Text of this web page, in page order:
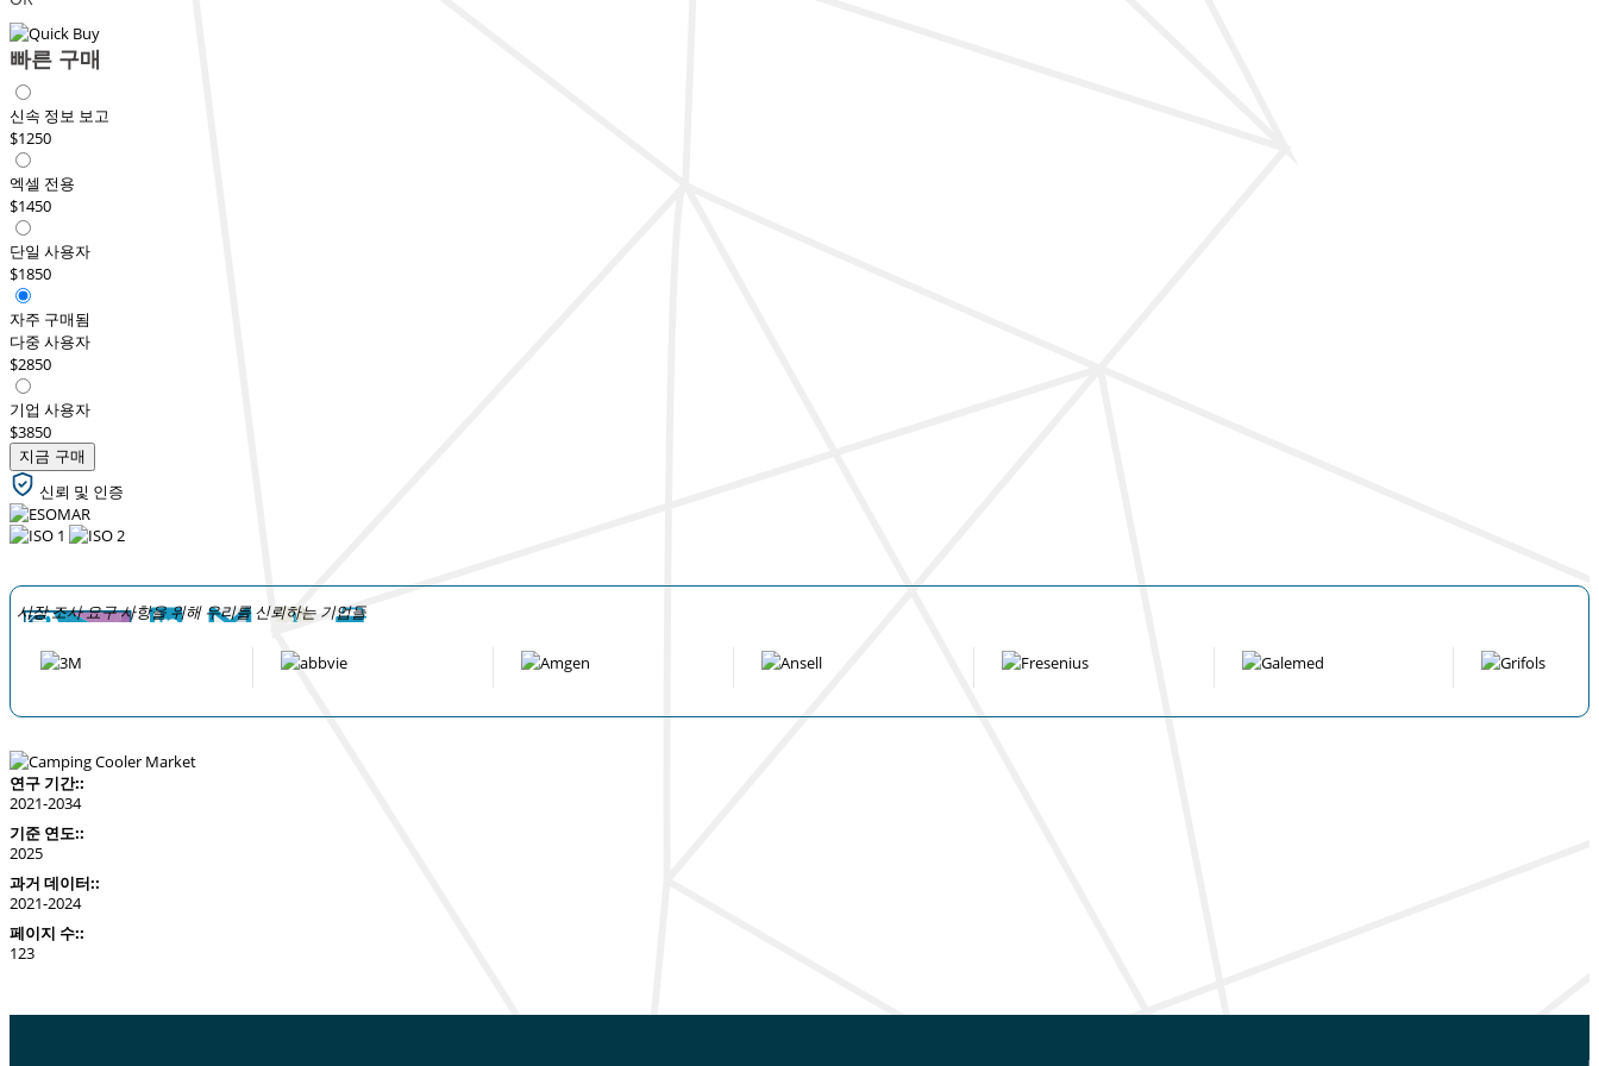
빠른 구매
신속 정보 보고
$1250
엑셀 전용
$1450
단일 사용자
$1850
자주 구매됨
다중 사용자
$2850
기업 사용자
$3850
지금 구매
신뢰 및 인증
시장 조사 요구 사항을 위해 우리를 신뢰하는 기업들
연구 기간::
2021-2034
기준 연도::
2025
과거 데이터::
2021-2024
페이지 수::
123